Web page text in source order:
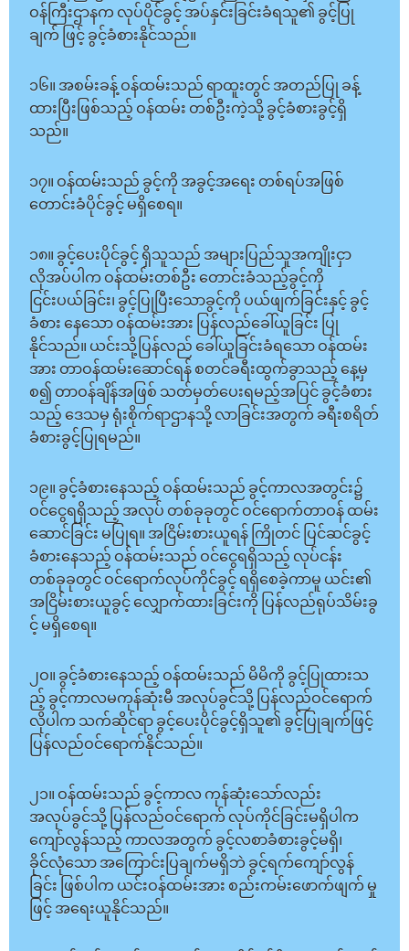
ဝန်ကြီးဌာနက လုပ်ပိုင်ခွင့် အပ်နှင်းခြင်းခံရသူ၏ ခွင့်ပြု
ချက် ဖြင့် ခွင့်ခံစားနိုင်သည်။
၁၆။ အစမ်းခန့် ဝန်ထမ်းသည် ရာထူးတွင် အတည်ပြု ခန့်
ထားပြီးဖြစ်သည့် ဝန်ထမ်း တစ်ဦးကဲ့သို့ ခွင့်ခံစားခွင့်ရှိ
သည်။
၁၇။ ဝန်ထမ်းသည် ခွင့်ကို အခွင့်အရေး တစ်ရပ်အဖြစ်
တောင်းခံပိုင်ခွင့် မရှိစေရ။
၁၈။ ခွင့်ပေးပိုင်ခွင့် ရှိသူသည် အများပြည်သူအကျိုးငှာ
လိုအပ်ပါက ဝန်ထမ်းတစ်ဦး တောင်းခံသည့်ခွင့်ကို
ငြင်းပယ်ခြင်း၊ ခွင့်ပြုပြီးသောခွင့်ကို ပယ်ဖျက်ခြင်းနှင့် ခွင့်
ခံစား နေသော ဝန်ထမ်းအား ပြန်လည်ခေါ်ယူခြင်း ပြု
နိုင်သည်။ ယင်းသို့ပြန်လည် ခေါ်ယူခြင်းခံရသော ဝန်ထမ်း
အား တာဝန်ထမ်းဆောင်ရန် စတင်ခရီးထွက်ခွာသည့် နေ့မှ
စ၍ တာဝန်ချိန်အဖြစ် သတ်မှတ်ပေးရမည့်အပြင် ခွင့်ခံစား
သည့် ဒေသမှ ရုံးစိုက်ရာဌာနသို့ လာခြင်းအတွက် ခရီးစရိတ်
ခံစားခွင့်ပြုရမည်။
၁၉။ ခွင့်ခံစားနေသည့် ဝန်ထမ်းသည် ခွင့်ကာလအတွင်း၌
ဝင်ငွေရရှိသည့် အလုပ် တစ်ခုခုတွင် ဝင်ရောက်တာဝန် ထမ်း
ဆောင်ခြင်း မပြုရ။ အငြိမ်းစားယူရန် ကြိုတင် ပြင်ဆင်ခွင့်
ခံစားနေသည့် ဝန်ထမ်းသည် ဝင်ငွေရရှိသည့် လုပ်ငန်း
တစ်ခုခုတွင် ဝင်ရောက်လုပ်ကိုင်ခွင့် ရရှိစေခဲ့ကာမူ ယင်း၏
အငြိမ်းစားယူခွင့် လျှောက်ထားခြင်းကို ပြန်လည်ရုပ်သိမ်းခွ
င့် မရှိစေရ။
၂ဝ။ ခွင့်ခံစားနေသည့် ဝန်ထမ်းသည် မိမိကို ခွင့်ပြုထားသ
ည့် ခွင့်ကာလမကုန်ဆုံးမီ အလုပ်ခွင်သို့ ပြန်လည်ဝင်ရောက်
လိုပါက သက်ဆိုင်ရာ ခွင့်ပေးပိုင်ခွင့်ရှိသူ၏ ခွင့်ပြုချက်ဖြင့်
ပြန်လည်ဝင်ရောက်နိုင်သည်။
၂၁။ ဝန်ထမ်းသည် ခွင့်ကာလ ကုန်ဆုံးသော်လည်း
အလုပ်ခွင်သို့ ပြန်လည်ဝင်ရောက် လုပ်ကိုင်ခြင်းမရှိပါက
ကျော်လွန်သည့် ကာလအတွက် ခွင့်လစာခံစားခွင့်မရှိ၊
ခိုင်လုံသော အကြောင်းပြချက်မရှိဘဲ ခွင့်ရက်ကျော်လွန်
ခြင်း ဖြစ်ပါက ယင်းဝန်ထမ်းအား စည်းကမ်းဖောက်ဖျက် မှု
ဖြင့် အရေးယူနိုင်သည်။